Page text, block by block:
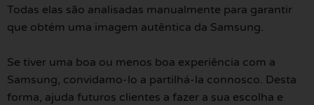
Todas elas são analisadas manualmente para garantir
que obtém uma imagem autêntica da Samsung.
Se tiver uma boa ou menos boa experiência com a
Samsung, convidamo-lo a partilhá-la connosco. Desta
forma, ajuda futuros clientes a fazer a sua escolha e